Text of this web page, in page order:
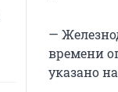
—
времени
указано